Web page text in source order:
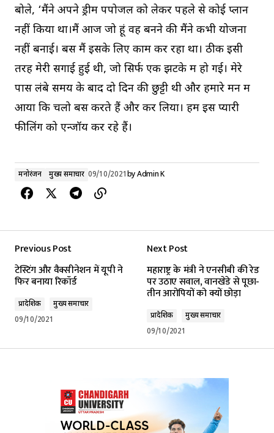
बोले, ‘मैंने अपने ड्रीम पपोजल को लेकर पहले से कोई प्लान
नहीं किया था।मैं आज जो हूं वह बनने की मैंने कभी योजना
नहीं बनाई। बस मैं इसके लिए काम कर रहा था। ठीक इसी
तरह मेरी सगाई हुई थी, जो सिर्फ एक झटके में हो गई। मेरे
पास लंबे समय के बाद दो दिन की छुट्टी थी और हमारे मन में
आया कि चलो बस करते हैं और कर लिया। हम इस प्यारी
फीलिंग को एन्जॉय कर रहे हैं।
मनोरंजन मुख्य समाचार 09/10/2021byAdmin K
Previous Post
टेस्टिंग और वैक्सीनेशन में यूपी ने
फिर बनाया रिकॉर्ड
प्रादेशिक
मुख्य समाचार
09/10/2021
Next Post
महाराष्ट्र के मंत्री ने एनसीबी की रेड
पर उठाए सवाल, वानखेडे से पूछा-
तीन आरोपियों को क्यों छोड़ा
प्रादेशिक
मुख्य समाचार
09/10/2021